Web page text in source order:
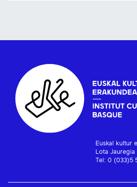
Euskal kultur
Lota
Tel: 0 (033)5